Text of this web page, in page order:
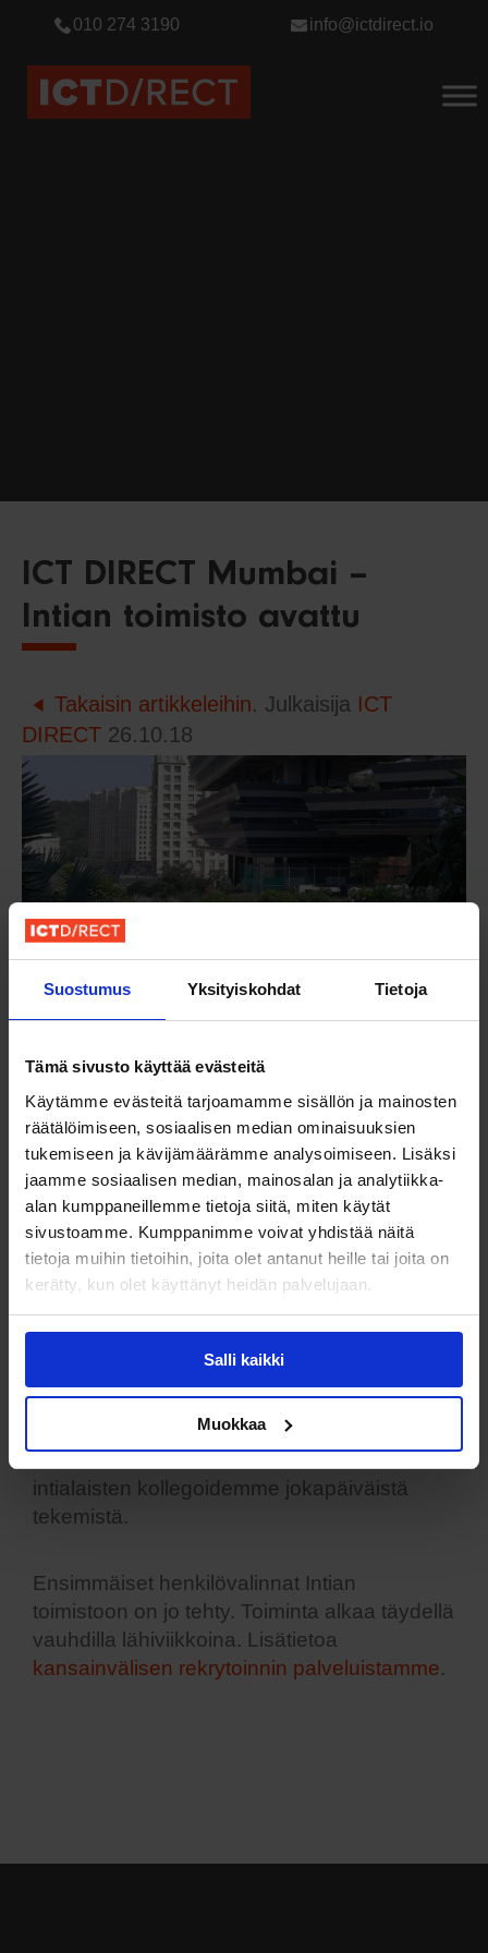
Suostumus Yksityiskohdat Tietoja
Tämä sivusto käyttää evästeitä
Käytämme evästeitä tarjoamamme sisällön ja mainosten
räätälöimiseen, sosiaalisen median ominaisuuksien
tukemiseen ja kävijämäärämme analysoimiseen. Lisäksi
jaamme sosiaalisen median, mainosalan ja analytiikka-
alan kumppaneillemme tietoja siitä, miten käytät
sivustoamme. Kumppanimme voivat yhdistää näitä
tietoja muihin tietoihin, joita olet antanut heille tai joita on
kerätty, kun olet käyttänyt heidän palvelujaan.
Salli kaikki
Muokkaa
010 274 3190 info@ictdirect.io
ICT DIRECT Mumbai –
Intian toimisto avattu
Takaisin artikkeleihin. Julkaisija ICT
DIRECT 26.10.18
eurooppalaisyrityksiin palkkaamista varten
avasimme oman toimiston Intian suurimpaan
kaupunkiin Mumbaihin. Alueella sijaitsee
myös useiden intialaisten IT-alan
suuryritysten pääkonttorit samoin kuin suuri
joukko paikallisia start-upeja.
Toimistomme tehtävänä on etsiäIntian
valtavilta IT-osaajamarkkinoiltaparhaiten
kontaktoiminen, haastatteleminen,
testaaminen, taustatarkistukset ja
intialaisten kollegoidemme jokapäiväistä
tekemistä.
Ensimmäiset henkilövalinnat Intian
toimistoon on jo tehty. Toiminta alkaa täydellä
vauhdilla lähiviikkoina. Lisätietoa
kansainvälisen rekrytoinnin palveluistamme.